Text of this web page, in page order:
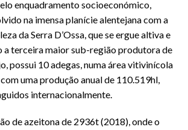
enquadramento socioeconómico,
na imensa planície alentejana com a
da Serra D’Ossa, que se ergue altiva e
a terceira maior sub-região produtora de
possui 10 adegas, numa área vitivinícola
uma produção anual de 110.519hl,
internacionalmente.
de azeitona de 2936t (2018), onde o